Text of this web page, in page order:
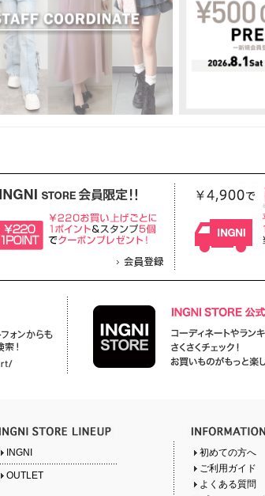
INGNI
OUTLET
初めての方へ
ご利用ガイド
よくある質問